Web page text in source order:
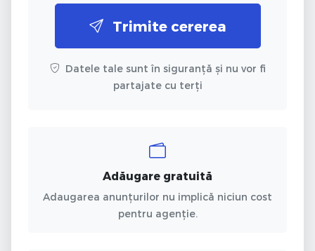
Trimite cererea
Datele tale sunt în siguranță și nu vor fi
partajate cu terți
Adăugare gratuită
Adaugarea anunțurilor nu implică niciun cost
pentru agenție.